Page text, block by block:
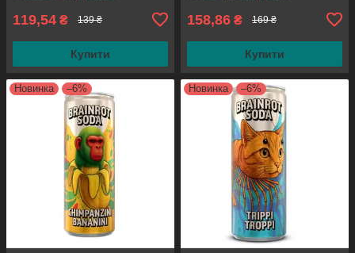
119,54 ₴ 139 ₴
Купити
158,86 ₴ 169 ₴
Купити
Новинка –6% Новинка –6%